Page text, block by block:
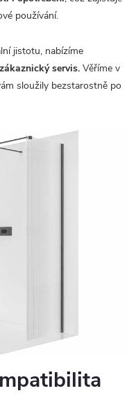
používání.
jistotu, nabízíme
servis. Věříme v
sloužily bezstarostně po